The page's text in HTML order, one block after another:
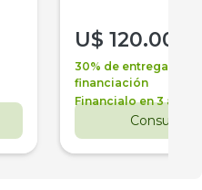
U$ 120.000
30% de entrega +
financiación
Financialo en 3 años
Consultar